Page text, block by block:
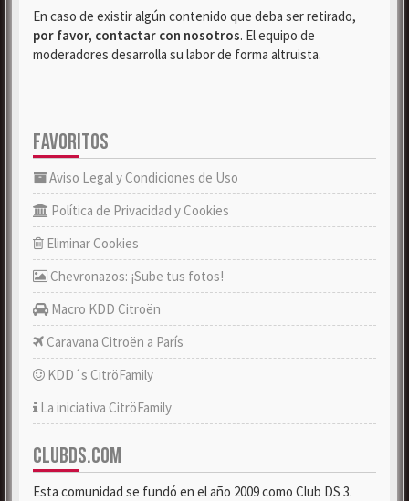
En caso de existir algún contenido que deba ser retirado,
por favor, contactar con nosotros. El equipo de
moderadores desarrolla su labor de forma altruista.
FAVORITOS
Aviso Legal y Condiciones de Uso
Política de Privacidad y Cookies
Eliminar Cookies
Chevronazos: ¡Sube tus fotos!
Macro KDD Citroën
Caravana Citroën a París
KDD´s CitröFamily
La iniciativa CitröFamily
CLUBDS.COM
Esta comunidad se fundó en el año 2009 como Club DS 3.